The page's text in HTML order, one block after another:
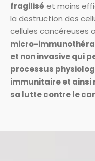
fragilisé et moins
la destruction des
cellules cancéreuses
micro-
et non invasive qui
processus
immunitaire et
sa lutte contre le